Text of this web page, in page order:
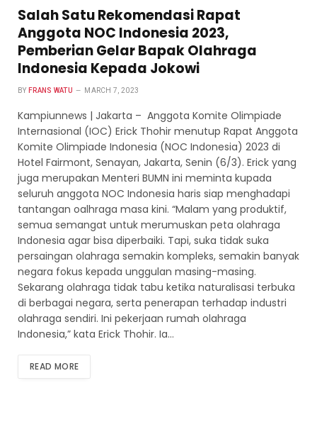
Salah Satu Rekomendasi Rapat
Anggota NOC Indonesia 2023,
Pemberian Gelar Bapak Olahraga
Indonesia Kepada Jokowi
BY FRANS WATU MARCH 7, 2023
Kampiunnews | Jakarta – Anggota Komite Olimpiade
Internasional (IOC) Erick Thohir menutup Rapat Anggota
Komite Olimpiade Indonesia (NOC Indonesia) 2023 di
Hotel Fairmont, Senayan, Jakarta, Senin (6/3). Erick yang
juga merupakan Menteri BUMN ini meminta kupada
seluruh anggota NOC Indonesia haris siap menghadapi
tantangan oalhraga masa kini. “Malam yang produktif,
semua semangat untuk merumuskan peta olahraga
Indonesia agar bisa diperbaiki. Tapi, suka tidak suka
persaingan olahraga semakin kompleks, semakin banyak
negara fokus kepada unggulan masing-masing.
Sekarang olahraga tidak tabu ketika naturalisasi terbuka
di berbagai negara, serta penerapan terhadap industri
olahraga sendiri. Ini pekerjaan rumah olahraga
Indonesia,” kata Erick Thohir. Ia…
READ MORE